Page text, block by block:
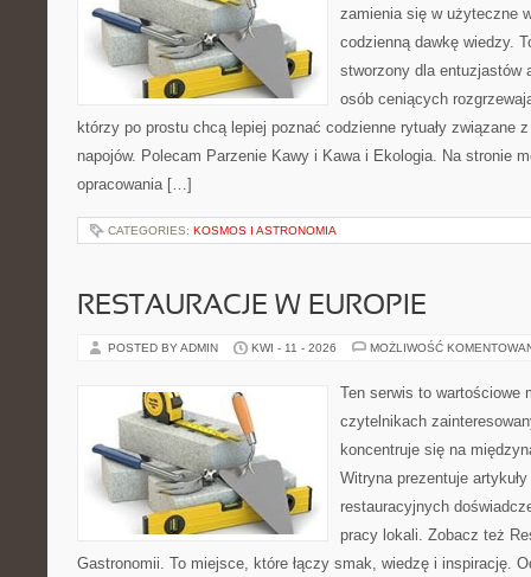
zamienia się w użyteczne
codzienną dawkę wiedzy.
stworzony dla entuzjastów
osób ceniących
którzy po prostu chcą lepiej poznać codzienne rytuały związane
napojów. Polecam Parzenie Kawy i Kawa i Ekologia. Na stronie
opracowania […]
CATEGORIES: KOSMOS I ASTRONOMIA
RESTAURACJE W EUROPIE
POSTED BY ADMIN KWI - 11 - 2026 MOŻLIWOŚĆ
Ten serwis to wartościowe
czytelnikach
koncentruje się na
Witryna prezentuje
restauracyjnych
pracy lokali. Zobacz też
Gastronomii. To miejsce, które łączy smak, wiedzę i inspirację.